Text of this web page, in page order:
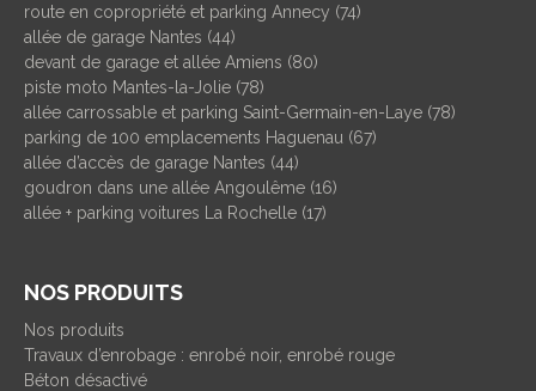
route en copropriété et parking Annecy (74)
allée de garage Nantes (44)
devant de garage et allée Amiens (80)
piste moto Mantes-la-Jolie (78)
allée carrossable et parking Saint-Germain-en-Laye (78)
parking de 100 emplacements Haguenau (67)
allée d’accès de garage Nantes (44)
goudron dans une allée Angoulême (16)
allée + parking voitures La Rochelle (17)
NOS PRODUITS
Nos produits
Travaux d’enrobage : enrobé noir, enrobé rouge
Béton désactivé